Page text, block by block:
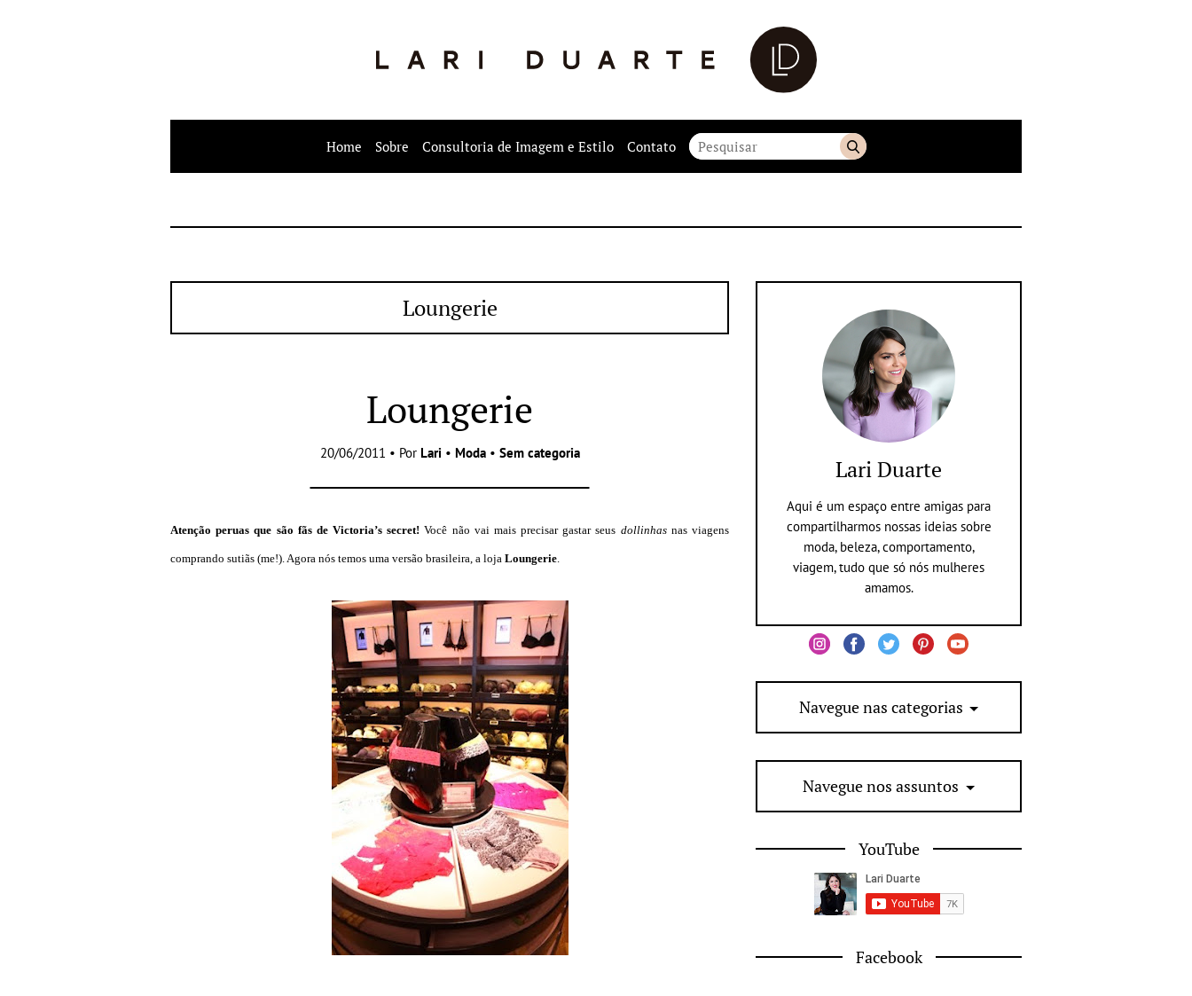
Home Sobre Consultoria de Imagem e Estilo Contato
Loungerie
Loungerie
20/06/2011 • Por Lari • Moda• Sem categoria
Atenção peruas que são fãs de Victoria’s secret! Você não vai mais precisar gastar seus dollinhasnas viagens
comprando sutiãs (me!). Agora nós temos uma versão brasileira, a loja Loungerie.
Lari Duarte
Aqui é um espaço entre amigas para
compartilharmos nossas ideias sobre
moda, beleza, comportamento,
viagem, tudo que só nós mulheres
amamos.
Navegue nas categorias
Navegue nos assuntos
YouTube
Facebook